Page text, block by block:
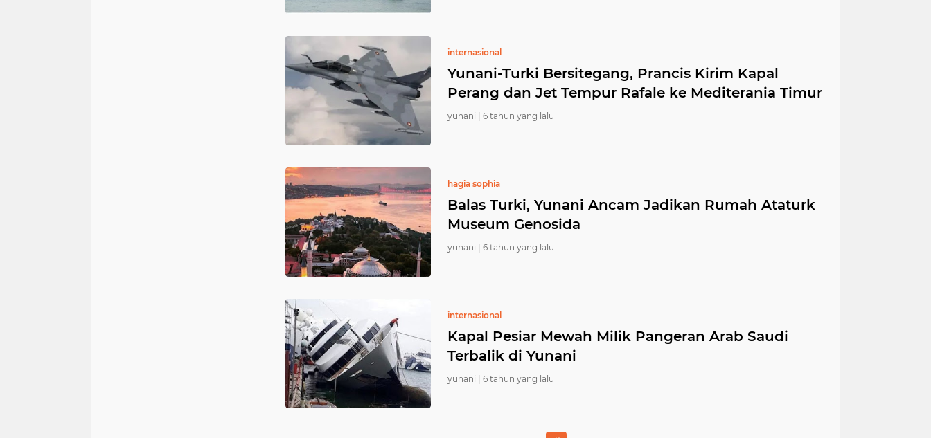
internasional
Yunani-Turki Bersitegang, Prancis Kirim Kapal
Perang dan Jet Tempur Rafale ke Mediterania Timur
yunani | 6 tahun yang lalu
hagia sophia
Balas Turki, Yunani Ancam Jadikan Rumah Ataturk
Museum Genosida
yunani | 6 tahun yang lalu
internasional
Kapal Pesiar Mewah Milik Pangeran Arab Saudi
Terbalik di Yunani
yunani | 6 tahun yang lalu